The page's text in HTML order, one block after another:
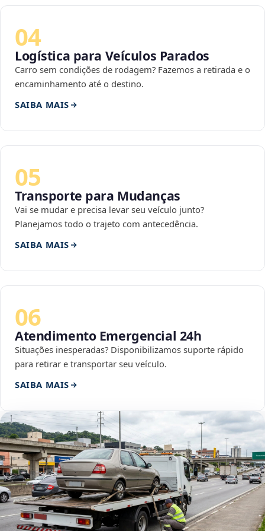
04
Logística para Veículos Parados
Carro sem condições de rodagem? Fazemos a retirada e o
encaminhamento até o destino.
SAIBA MAIS
05
Transporte para Mudanças
Vai se mudar e precisa levar seu veículo junto?
Planejamos todo o trajeto com antecedência.
SAIBA MAIS
06
Atendimento Emergencial 24h
Situações inesperadas? Disponibilizamos suporte rápido
para retirar e transportar seu veículo.
SAIBA MAIS